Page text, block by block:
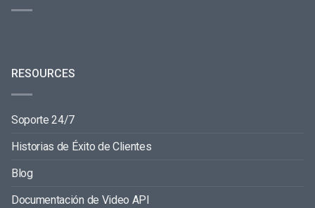
RESOURCES
Soporte 24/7
Historias de Éxito de Clientes
Blog
Documentación de Video API